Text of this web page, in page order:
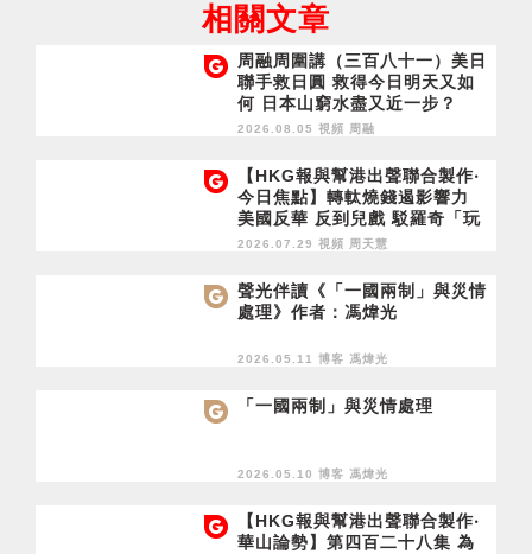
相關文章
周融周圍講（三百八十一）美日
聯手救日圓 救得今日明天又如
何 日本山窮水盡又近一步？
2026.08.05 視頻 周融
【HKG報與幫港出聲聯合製作‧
今日焦點】轉軚燒錢遏影響力
美國反華 反到兒戲 駁羅奇「玩
完論」 香港唔靠中國 唔通靠美
2026.07.29 視頻 周天慧
聲光伴讀《「一國兩制」與災情
處理》作者：馮煒光
2026.05.11 博客 馮煒光
「一國兩制」與災情處理
2026.05.10 博客 馮煒光
【HKG報與幫港出聲聯合製作‧
華山論勢】第四百二十八集 為